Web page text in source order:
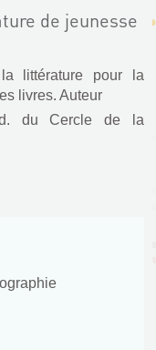
de jeunesse
littérature pour la
livres. Auteur
du Cercle de la